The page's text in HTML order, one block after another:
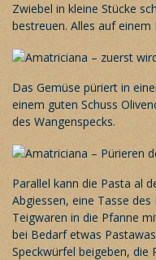
Zwiebel in kleine Stücke
bestreuen. Alles auf einem
Das Gemüse püriert in
einem guten Schuss
des Wangenspecks.
Parallel kann die Pasta al
Abgiessen, eine Tasse
Teigwaren in die Pfanne
bei Bedarf etwas
Speckwürfel beigeben,